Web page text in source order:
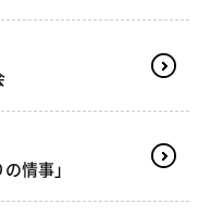
情事」